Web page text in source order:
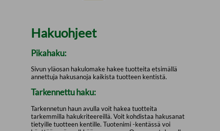
Hakuohjeet
Pikahaku:
Sivun yläosan hakulomake hakee tuotteita etsimällä
annettuja hakusanoja kaikista tuotteen kentistä.
Tarkennettu haku:
Tarkennetun haun avulla voit hakea tuotteita
tarkemmilla hakukriteereillä. Voit kohdistaa hakusanat
tietyille tuotteen kentille. Tuotenimi -kentässä voi